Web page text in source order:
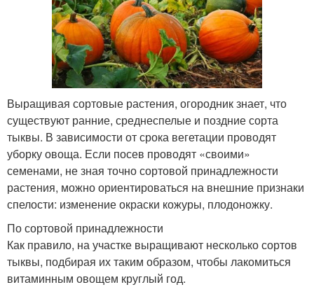
Выращивая сортовые растения, огородник знает, что
существуют ранние, среднеспелые и поздние сорта
тыквы. В зависимости от срока вегетации проводят
уборку овоща. Если посев проводят «своими»
семенами, не зная точно сортовой принадлежности
растения, можно ориентироваться на внешние признаки
спелости: изменение окраски кожуры, плодоножку.
По сортовой принадлежности
Как правило, на участке выращивают несколько сортов
тыквы, подбирая их таким образом, чтобы лакомиться
витаминным овощем круглый год.